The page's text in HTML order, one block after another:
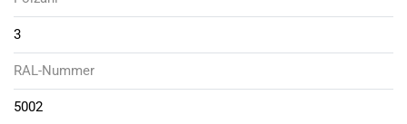
3
RAL-Nummer
5002